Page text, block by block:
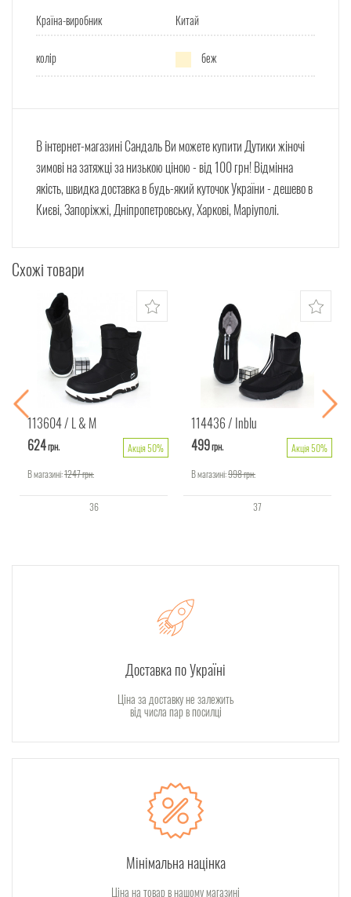
Країна-виробник Китай
колір беж
В інтернет-магазині Сандаль Ви можетекупити Дутики жіночі
зимові на затяжціза низькою ціною - від 100 грн! Відмінна
якість, швидка доставка в будь-який куточок України - дешево в
Києві, Запоріжжі, Дніпропетровську, Харкові, Маріуполі.
Схожі товари
113604 L & M
624грн.
Акція 50%
В магазині:1247грн.
36
114436 Inblu
499грн.
Акція 50%
В магазині:998грн.
37
Доставка по Україні
Ціна за доставку не залежить
від числа пар в посилці
Мінімальна націнка
Ціна на товар в нашому магазині